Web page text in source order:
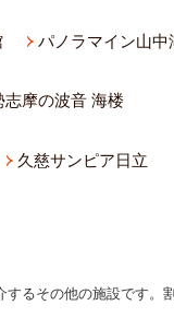
パノラマイン山中
志摩の波音 海楼
久慈サンピア日立
するその他の施設です。